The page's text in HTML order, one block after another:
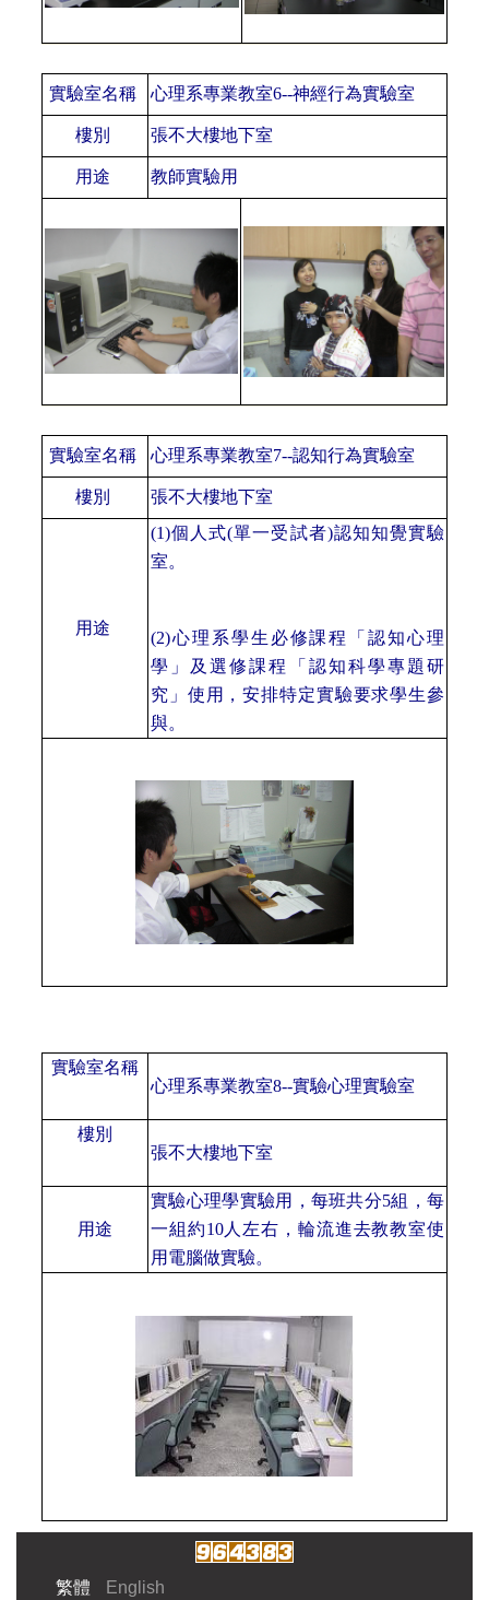
實驗室名稱 心理系專業教室6--神經行為實驗室
樓別 張不大樓地下室
用途 教師實驗用
實驗室名稱 心理系專業教室7--認知行為實驗室
樓別 張不大樓地下室
用途
(1)個人式(單一受試者)認知知覺實驗
室。
(2)心理系學生必修課程「認知心理
學」及選修課程「認知科學專題研
究」使用，安排特定實驗要求學生參
與。
實驗室名稱
心理系專業教室8--實驗心理實驗室
樓別
張不大樓地下室
用途
實驗心理學實驗用，每班共分5組，每
一組約10人左右，輪流進去教教室使
用電腦做實驗。
繁體 English